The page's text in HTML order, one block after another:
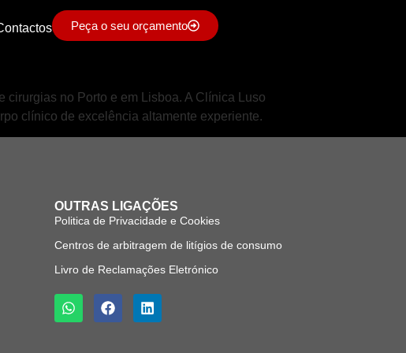
Peça o seu orçamento
no Porto e em Lisboa. A Clínica Luso
clínico de excelência altamente experiente.
OUTRAS LIGAÇÕES
Politica de Privacidade e Cookies
Centros de arbitragem de litígios de consumo
Livro de Reclamações Eletrónico